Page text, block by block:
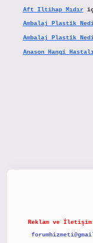
Aft Iltihap Mıdır
Ambalaj Plastik
Ambalaj Plastik
Anason Hangi
Reklam ve